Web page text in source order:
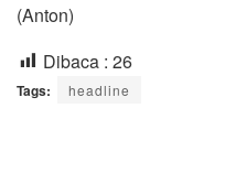
(Anton)
Dibaca : 26
Tags: headline